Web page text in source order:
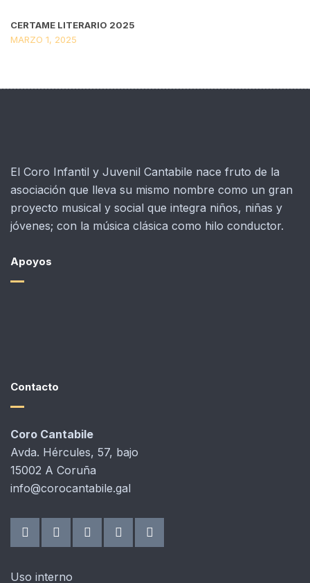
CERTAME LITERARIO 2025
MARZO 1, 2025
El Coro Infantil y Juvenil Cantabile nace fruto de la
asociación que lleva su mismo nombre como un gran
proyecto musical y social que integra niños, niñas y
jóvenes; con la música clásica como hilo conductor.
Apoyos
Contacto
Coro Cantabile
Avda. Hércules, 57, bajo
15002 A Coruña
info@corocantabile.gal
Uso interno